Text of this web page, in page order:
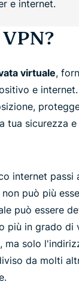
virtuale,
e internet.
tua sicurezza
internet passi
può più
può essere
più in grado di
ma solo
da molti